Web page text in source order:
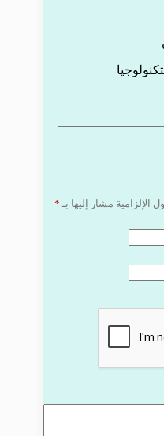
الإلزامية مشار إليها بـ *